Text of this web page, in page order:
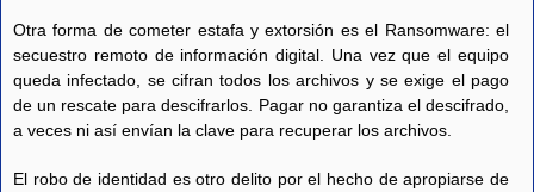
Otra forma de cometer estafa y extorsión es el Ransomware: el
secuestro remoto de información digital. Una vez que el equipo
queda infectado, se cifran todos los archivos y se exige el pago
de un rescate para descifrarlos. Pagar no garantiza el descifrado,
a veces ni así envían la clave para recuperar los archivos.
El robo de identidad es otro delito por el hecho de apropiarse de